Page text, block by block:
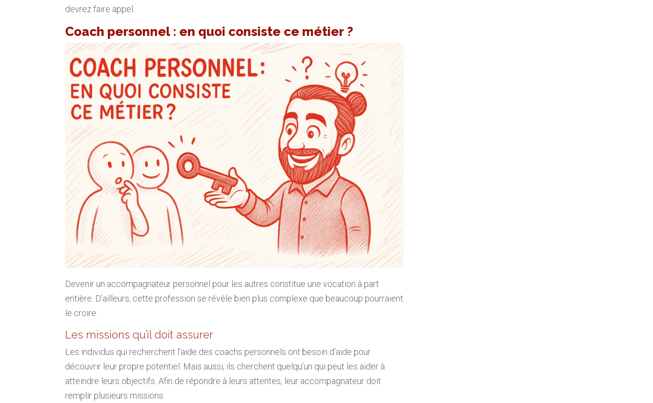
devrez faire appel.
Coach personnel : en quoi consiste ce métier ?
Devenir un accompagnateur personnel pour les autres constitue une vocation à part
entière. D’ailleurs, cette profession se révèle bien plus complexe que beaucoup pourraient
le croire.
Les missions qu’il doit assurer
Les individus qui recherchent l’aide des coachs personnels ont besoin d’aide pour
découvrir leur propre potentiel. Mais aussi, ils cherchent quelqu’un qui peut les aider à
atteindre leurs objectifs. Afin de répondre à leurs attentes, leur accompagnateur doit
remplir plusieurs missions.